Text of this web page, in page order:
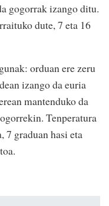
gogorrak izango ditu.
dute, 7 eta 16
orduan ere zeru
izango da euria
mantenduko da
Tenperatura
7 graduan hasi eta